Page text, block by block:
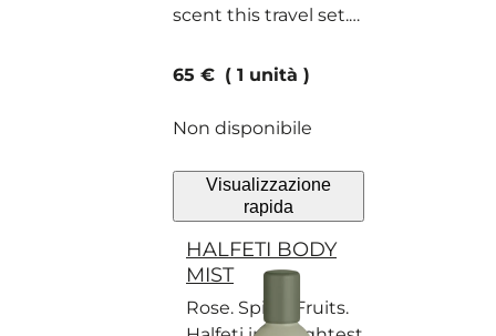
scent this travel set.
the adventurer in
current price
65 € 1 unità
Non disponibile
Visualizzazione
rapida
HALFETI BODY
MIST
Rose. Spice. Fruits.